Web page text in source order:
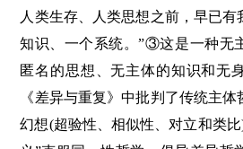
人类生存、人类思想之前，早已
知识、一个系统。”③这是一种无
匿名的思想、无主体的知识和无
《差异与重复》中批判了传统主
幻想(超验性、相似性、对立和类